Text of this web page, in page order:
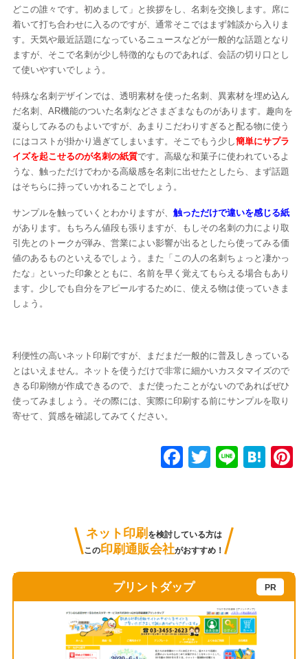
どこの誰々です。初めまして」と挨拶をし、名刺を交換します。席に
着いて打ち合わせに入るのですが、通常そこではまず雑談から入りま
す。天気や最近話題になっているニュースなどが一般的な話題となり
ますが、そこで名刺が少し特徴的なものであれば、会話の切り口とし
て使いやすいでしょう。
特殊な名刺デザインでは、透明素材を使った名刺、異素材を埋め込ん
だ名刺、AR機能のついた名刺などさまざまなものがあります。趣向を
凝らしてみるのもよいですが、あまりこだわりすぎると配る物に使う
にはコストが掛かり過ぎてしまいます。そこでもう少し簡単にサプラ
イズを起こせるのが名刺の紙質です。高級な和菓子に使われているよ
うな、触っただけでわかる高級感を名刺に出せたとしたら、まず話題
はそちらに持っていかれることでしょう。
サンプルを触っていくとわかりますが、 触っただけで違いを感じる紙
があります。もちろん値段も張りますが、もしその名刺の力により取
引先とのトークが弾み、営業によい影響が出るとしたら使ってみる価
値のあるものといえるでしょう。また「この人の名刺ちょっと凄かっ
たな」といった印象とともに、名前を早く覚えてもらえる場合もあり
ます。少しでも自分をアピールするために、使える物は使っていきま
しょう。
利便性の高いネット印刷ですが、まだまだ一般的に普及しきっている
とはいえません。ネットを使うだけで非常に細かいカスタマイズので
きる印刷物が作成できるので、まだ使ったことがないのであればぜひ
使ってみましょう。その際には、実際に印刷する前にサンプルを取り
寄せて、質感を確認してみてください。
F
b
o
o
k
T
er
Li
H
ネット印刷 を検討している方は
この印刷通販会社がおすすめ！
プリントダップ